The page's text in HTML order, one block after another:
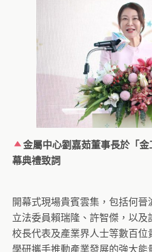
金屬中心劉嘉茹董事長於「
幕典禮致詞
開幕式現場貴賓雲集，包括何晉
立法委員賴瑞隆、許智傑，以
校長代表及產業界人士等數百位
學研攜手推動產業發展的強大能